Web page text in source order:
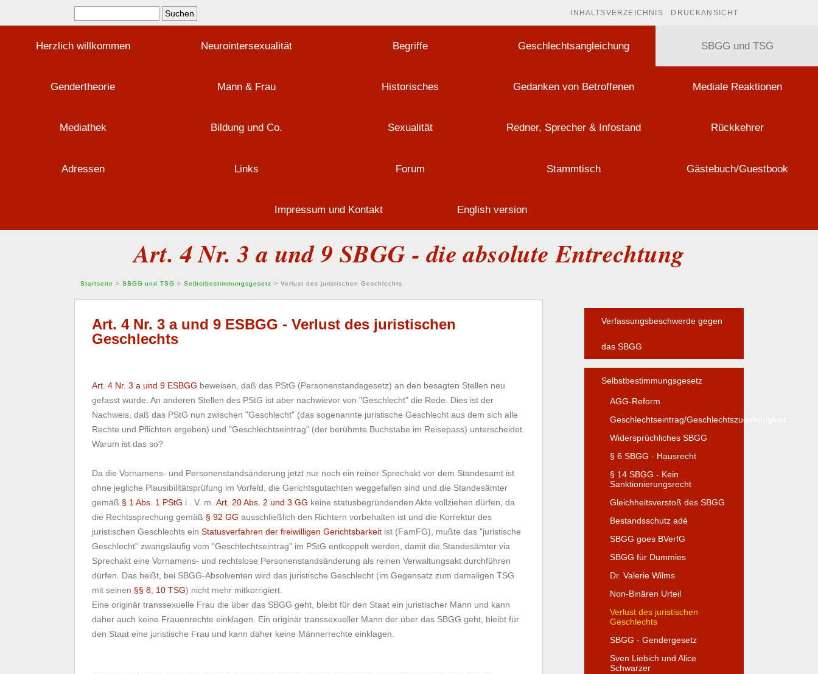
INHALTSVERZEICHNIS DRUCKANSICHT
Herzlich willkommen Neurointersexualität Begriffe Geschlechtsangleichung SBGG und TSG
Gendertheorie Mann & Frau Historisches Gedanken von Betroffenen Mediale Reaktionen
Mediathek Bildung und Co. Sexualität Redner, Sprecher & Infostand Rückkehrer
Adressen Links Forum Stammtisch Gästebuch/Guestbook
Impressum und Kontakt English version
Art. 4 Nr. 3 a und 9 SBGG - die absolute Entrechtung
Startseite > SBGG und TSG >Selbstbestimmungsgesetz > Verlust des juristischen Geschlechts
Art. 4 Nr. 3 a und 9 ESBGG - Verlust des juristischen
Geschlechts
Art. 4 Nr. 3 a und 9 ESBGG beweisen, daß das PStG (Personenstandsgesetz) an den besagten Stellen neu
gefasst wurde. An anderen Stellen des PStG ist aber nachwievor von "Geschlecht" die Rede. Dies ist der
Nachweis, daß das PStG nun zwischen "Geschlecht" (das sogenannte juristische Geschlecht aus dem sich alle
Rechte und Pflichten ergeben) und "Geschlechtseintrag" (der berühmte Buchstabe im Reisepass) unterscheidet.
Warum ist das so?
Da die Vornamens- und Personenstandsänderung jetzt nur noch ein reiner Sprechakt vor dem Standesamt ist
ohne jegliche Plausibilitätsprüfung im Vorfeld, die Gerichtsgutachten weggefallen sind und die Standesämter
gemäß § 1 Abs. 1 PStG i . V. m. Art. 20 Abs. 2 und 3 GG keine statusbegründenden Akte vollziehen dürfen, da
die Rechtssprechung gemäß § 92 GG ausschließlich den Richtern vorbehalten ist und die Korrektur des
juristischen Geschlechts ein Statusverfahren der freiwilligen Gerichtsbarkeit ist (FamFG), mußte das "juristische
Geschlecht" zwangsläufig vom "Geschlechtseintrag" im PStG entkoppelt werden, damit die Standesämter via
Sprechakt eine Vornamens- und rechtslose Personenstandsänderung als reinen Verwaltungsakt durchführen
dürfen. Das heißt, bei SBGG-Absolventen wird das juristische Geschlecht (im Gegensatz zum damaligen TSG
mit seinen §§ 8, 10 TSG) nicht mehr mitkorrigiert.
Eine originär transsexuelle Frau die über das SBGG geht, bleibt für den Staat ein juristischer Mann und kann
daher auch keine Frauenrechte einklagen. Ein originär transsexueller Mann der über das SBGG geht, bleibt für
den Staat eine juristische Frau und kann daher keine Männerrechte einklagen.
Verfassungsbeschwerde gegen
das SBGG
Selbstbestimmungsgesetz
AGG-Reform
Geschlechtseintrag/Geschlechtszugehörigkeit
Widersprüchliches SBGG
§ 6 SBGG - Hausrecht
§ 14 SBGG - Kein
Sanktionierungsrecht
Gleichheitsverstoß des SBGG
Bestandsschutz adé
SBGG goes BVerfG
SBGG für Dummies
Dr. Valerie Wilms
Non-Binären Urteil
Verlust des juristischen
Geschlechts
SBGG - Gendergesetz
Sven Liebich und Alice
Schwarzer